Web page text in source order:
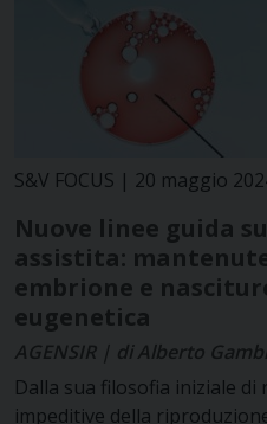
S&V FOCUS | 20 maggio
Nuove linee guida
assistita:
embrione e
eugenetica
AGENSIR | di Alberto
Dalla sua filosofia iniziale di
impeditive della